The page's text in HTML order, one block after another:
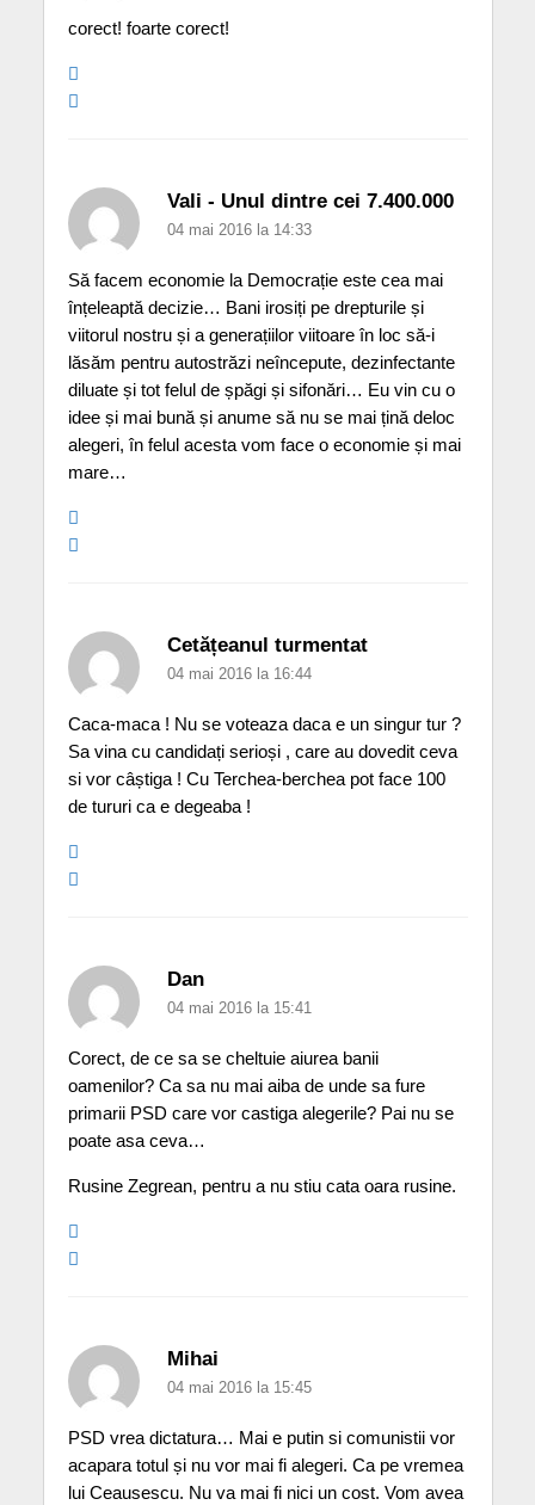
corect! foarte corect!
Vali - Unul dintre cei 7.400.000
04 mai 2016 la 14:33
Să facem economie la Democrație este cea mai
înțeleaptă decizie… Bani irosiți pe drepturile și
viitorul nostru și a generațiilor viitoare în loc să-i
lăsăm pentru autostrăzi neîncepute, dezinfectante
diluate și tot felul de șpăgi și sifonări… Eu vin cu o
idee și mai bună și anume să nu se mai țină deloc
alegeri, în felul acesta vom face o economie și mai
mare…
Cetățeanul turmentat
04 mai 2016 la 16:44
Caca-maca ! Nu se voteaza daca e un singur tur ?
Sa vina cu candidați serioși , care au dovedit ceva
si vor câștiga ! Cu Terchea-berchea pot face 100
de tururi ca e degeaba !
Dan
04 mai 2016 la 15:41
Corect, de ce sa se cheltuie aiurea banii
oamenilor? Ca sa nu mai aiba de unde sa fure
primarii PSD care vor castiga alegerile? Pai nu se
poate asa ceva…
Rusine Zegrean, pentru a nu stiu cata oara rusine.
Mihai
04 mai 2016 la 15:45
PSD vrea dictatura… Mai e putin si comunistii vor
acapara totul și nu vor mai fi alegeri. Ca pe vremea
lui Ceausescu. Nu va mai fi nici un cost. Vom avea